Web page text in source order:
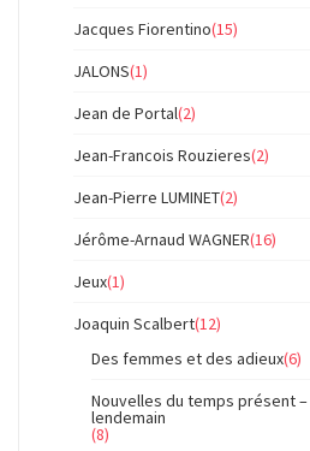
Jacques Fiorentino(15)
JALONS(1)
Jean de Portal(2)
Jean-Francois Rouzieres(2)
Jean-Pierre LUMINET(2)
Jérôme-Arnaud WAGNER(16)
Jeux(1)
Joaquin Scalbert(12)
Des femmes et des adieux(6)
Nouvelles du temps présent
lendemain
(8)